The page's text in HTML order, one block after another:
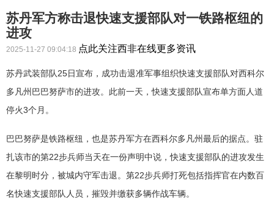
苏丹军方称击退快速支援部队对一铁路枢纽的
进攻
2025-11-27 09:04:18 点此关注西非在线更多资讯
苏丹武装部队25日宣布，成功击退准军事组织快速支援部队对西科尔
多凡州巴巴努萨市的进攻。此前一天，快速支援部队宣布单方面人道
停火3个月。
巴巴努萨是铁路枢纽，也是苏丹军方在西科尔多凡州最后的据点。驻
扎该市的第22步兵师当天在一份声明中说，快速支援部队的进攻发生
在黎明时分，被城内守军击退。第22步兵师打死包括指挥官在内数百
名快速支援部队人员，摧毁并缴获多辆作战车辆。